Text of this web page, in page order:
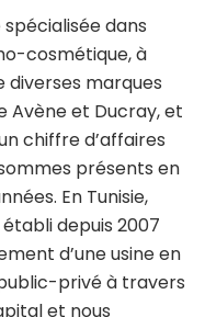
dans
cosmétique, à
marques
Avène et Ducray, et
chiffre d’affaires
présents en
En Tunisie,
depuis 2007
d’une usine en
privé à travers
et nous